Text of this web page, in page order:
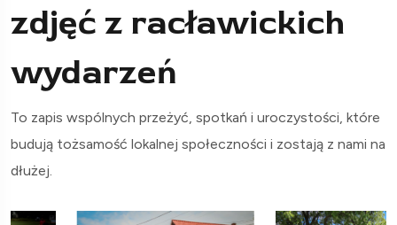
zdjęć z racławickich
wydarzeń
To zapis wspólnych przeżyć, spotkań i uroczystości, które
budują tożsamość lokalnej społeczności i zostają z nami na
dłużej.